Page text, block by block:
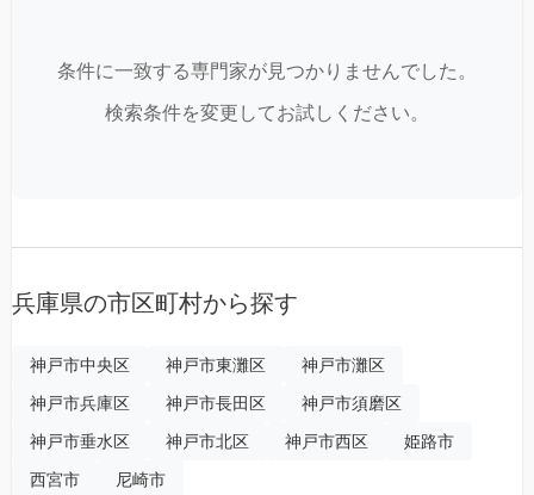
条件に一致する専門家が見つかりませんでした。
検索条件を変更してお試しください。
兵庫県の市区町村から探す
神戸市中央区 神戸市東灘区
神戸市灘区
神戸市兵庫区
神戸市長田区
神戸市須磨区
神戸市垂水区
神戸市北区 神戸市西区
姫路市
西宮市
尼崎市